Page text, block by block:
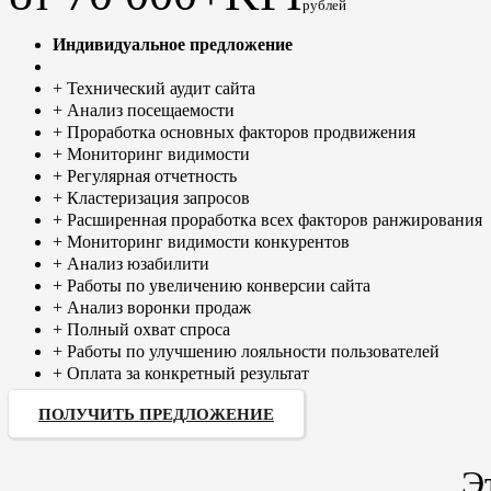
рублей
Индивидуальное предложение
+ Технический аудит сайта
+ Анализ посещаемости
+ Проработка основных факторов продвижения
+ Мониторинг видимости
+ Регулярная отчетность
+ Кластеризация запросов
+ Расширенная проработка всех факторов ранжирования
+ Мониторинг видимости конкурентов
+ Анализ юзабилити
+ Работы по увеличению конверсии сайта
+ Анализ воронки продаж
+ Полный охват спроса
+ Работы по улучшению лояльности пользователей
+ Оплата за конкретный результат
ПОЛУЧИТЬ ПРЕДЛОЖЕНИЕ